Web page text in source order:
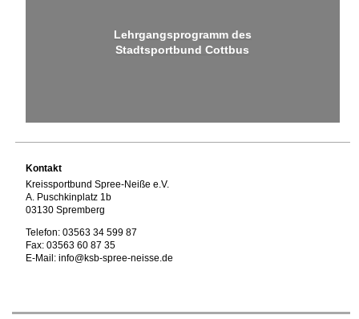
Lehrgangsprogramm des
Stadtsportbund Cottbus
Kontakt
Kreissportbund Spree-Neiße e.V.
A. Puschkinplatz 1b
03130 Spremberg
Telefon: 03563 34 599 87
Fax: 03563 60 87 35
E-Mail: info@ksb-spree-neisse.de